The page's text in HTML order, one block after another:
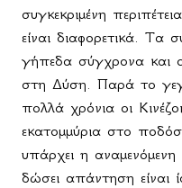
συγκεκριμένη
είναι διαφορετικά. Τα
γήπεδα σύγχρονα και
στη Δύση. Παρά το
πολλά χρόνια οι
εκατομμύρια στο
υπάρχει η αναμενόμενη
δώσει απάντηση είναι